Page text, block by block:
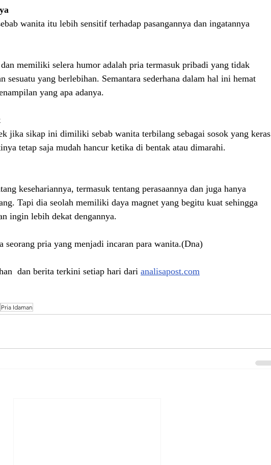
wanita itu lebih sensitif terhadap pasangannya dan ingatannya
dan memiliki selera humor adalah pria termasuk pribadi yang tidak
sesuatu yang berlebihan. Semantara sederhana dalam hal ini hemat
yang apa adanya.
jika sikap ini dimiliki sebab wanita terbilang sebagai sosok yang keras
tetap saja mudah hancur ketika di bentak atau dimarahi.
kesehariannya, termasuk tentang perasaannya dan juga hanya
Tapi dia seolah memiliki daya magnet yang begitu kuat sehingga
ingin lebih dekat dengannya.
seorang pria yang menjadi incaran para wanita.(Dna)
dan berita terkini setiap hari dari analisapost.com
Pria Idaman